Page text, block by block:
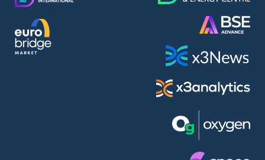
BASF SE (BAS)
Bayer AG (BAYN)
Bayerische Motoren Werke AG (BMW)
BE Semiconductor Industries N.V. (BSI)